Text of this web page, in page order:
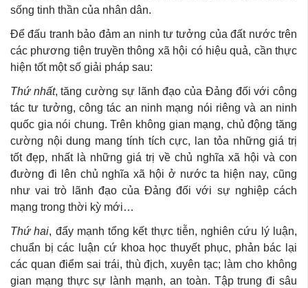
sống tinh thần của nhân dân.
Để đấu tranh bảo đảm an ninh tư tưởng của đất nước trên
các phương tiện truyền thông xã hội có hiệu quả, cần thực
hiện tốt một số giải pháp sau:
Thứ nhất, tăng cường sự lãnh đạo của Đảng đối với công
tác tư tưởng, công tác an ninh mạng nói riêng và an ninh
quốc gia nói chung. Trên không gian mạng, chủ động tăng
cường nội dung mang tính tích cực, lan tỏa những giá trị
tốt đẹp, nhất là những giá trị về chủ nghĩa xã hội và con
đường đi lên chủ nghĩa xã hội ở nước ta hiện nay, cũng
như vai trò lãnh đạo của Đảng đối với sự nghiệp cách
mạng trong thời kỳ mới…
Thứ hai, đẩy mạnh tổng kết thực tiễn, nghiên cứu lý luận,
chuẩn bị các luận cứ khoa học thuyết phục, phản bác lại
các quan điểm sai trái, thù địch, xuyên tạc; làm cho không
gian mạng thực sự lành mạnh, an toàn. Tập trung đi sâu